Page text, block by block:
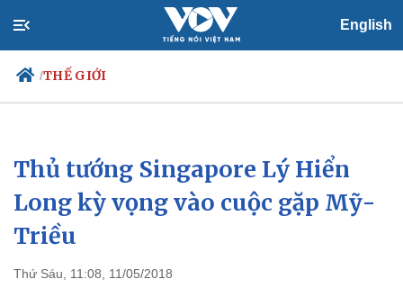
English
/THẾ GIỚI
Chính trị
Đảng
Tổ chức nhân sự
Quốc hội
Xã hội
Tin 24h
Dự báo thời tiết
Thủ tướng Singapore Lý Hiển
Long kỳ vọng vào cuộc gặp Mỹ-
Triều
Thứ Sáu, 11:08, 11/05/2018